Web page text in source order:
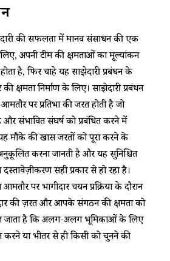
की सफलता में मानव संसाधन की एक
अपनी टीम की क्षमताओं का मूल्यांकन
है, फिर चाहे यह साझेदारी प्रबंधन के
क्षमता निर्माण के लिए। साझेदारी प्रबंधन
पर प्रतिभा की जरूरत होती है जो
और संभावित संघर्ष को प्रबंधित करने में
मौके की खास जरूरतों को पूरा करने के
करना जानती है और यह सुनिश्चित
सही प्रकार से हो रहा है।
पर भागीदार चयन प्रक्रिया के दौरान
की ज़रूरत और आपके संगठन की क्षमता को
जाता है कि अलग-अलग भूमिकाओं के लिए
या भीतर से ही किसी को चुनने की